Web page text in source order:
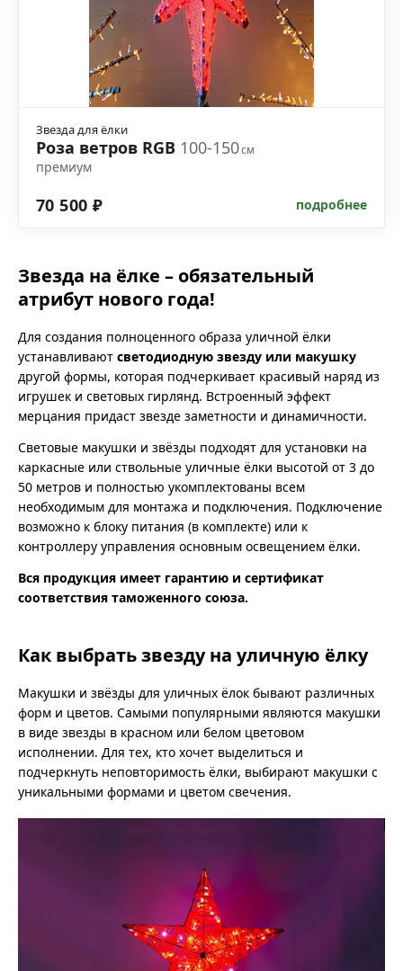
Звезда для ёлки
Роза ветров RGB 100-150см
премиум
70 500 ₽ подробнее
Звезда на ёлке – обязательный
атрибут нового года!
Для создания полноценного образа уличной ёлки
устанавливают светодиодную звезду или макушку
другой формы, которая подчеркивает красивый наряд из
игрушек и световых гирлянд. Встроенный эффект
мерцания придаст звезде заметности и динамичности.
Световые макушки и звёзды подходят для установки на
каркасные или ствольные уличные ёлки высотой от 3 до
50 метров и полностью укомплектованы всем
необходимым для монтажа и подключения. Подключение
возможно к блоку питания (в комплекте) или к
контроллеру управления основным освещением ёлки.
Вся продукция имеет гарантию и сертификат
соответствия таможенного союза.
Как выбрать звезду на уличную ёлку
Макушки и звёзды для уличных ёлок бывают различных
форм и цветов. Самыми популярными являются макушки
в виде звезды в красном или белом цветовом
исполнении. Для тех, кто хочет выделиться и
подчеркнуть неповторимость ёлки, выбирают макушки с
уникальными формами и цветом свечения.